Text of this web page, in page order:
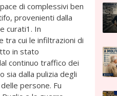
di complessivi ben
provenienti dalla
curati1. In
tra cui le infiltrazioni di
in stato
continuo traffico dei
sia dalla pulizia degli
persone. Fu